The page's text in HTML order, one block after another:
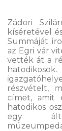
Zádori
kíséretével
Summáját
az Egri vár
vették át a
részvételt,
címet, amit
hatodikos
egy